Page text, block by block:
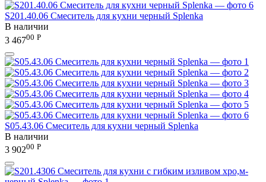
S201.40.06 Смеситель для кухни черный Splenka
В наличии
3 46700 Р
S05.43.06 Смеситель для кухни черный Splenka
В наличии
3 90200 Р